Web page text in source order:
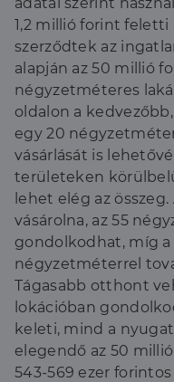
1,2 millió forint
szerződtek az
alapján az 50 millió
négyzetméteres
oldalon a
egy 20
vásárlását is
területeken
lehet elég az
vásárolna, az 55
gondolkodhat, míg
négyzetméterrel
Tágasabb otthont
lokációban
keleti, mind a
elegendő az 50
543-569 ezer